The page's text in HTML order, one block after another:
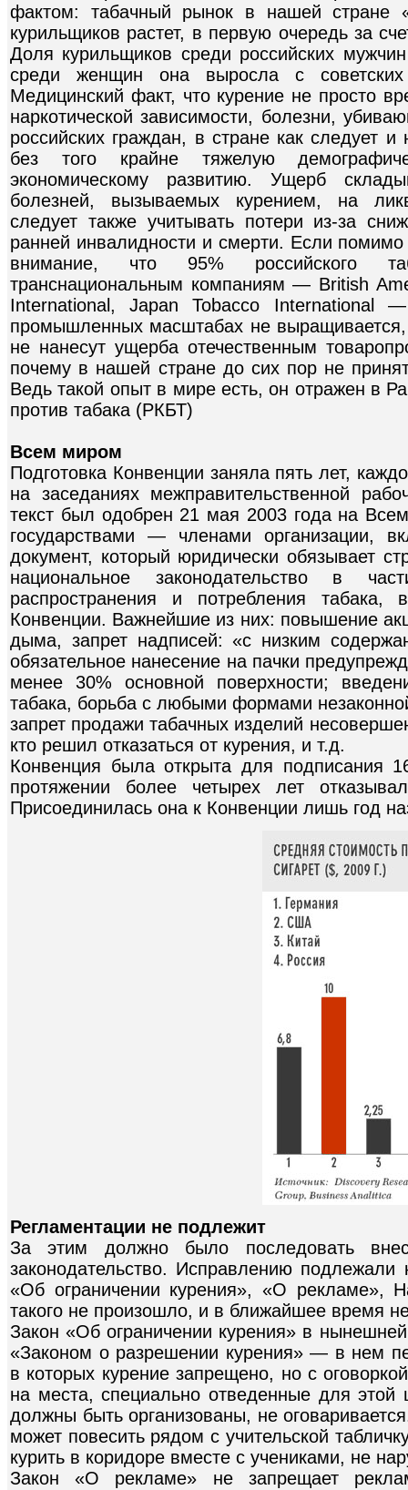
фактом: табачный рынок в нашей стране
курильщиков растет, в первую очередь за
Доля курильщиков среди российских
среди женщин она выросла с
Медицинский факт, что курение не просто
наркотической зависимости, болезни,
российских граждан, в стране как следует и
без того крайне тяжелую
экономическому развитию. Ущерб
болезней, вызываемых курением, на
следует также учитывать потери из-за
ранней инвалидности и смерти. Если помимо
внимание, что 95% российского
транснациональным компаниям — British
International, Japan Tobacco
промышленных масштабах не
не нанесут ущерба отечественным
почему в нашей стране до сих пор не
Ведь такой опыт в мире есть, он отражен в
против табака (РКБТ)
Всем миром
Подготовка Конвенции заняла пять лет,
на заседаниях межправительственной
текст был одобрен 21 мая 2003 года на
государствами — членами организации,
документ, который юридически обязывает
национальное законодательство в
распространения и потребления табака,
Конвенции. Важнейшие из них: повышение
дыма, запрет надписей: «с низким
обязательное нанесение на пачки
менее 30% основной поверхности;
табака, борьба с любыми формами
запрет продажи табачных изделий
кто решил отказаться от курения, и т.д.
Конвенция была открыта для подписания
протяжении более четырех лет
Присоединилась она к Конвенции лишь год
Регламентации не подлежит
За этим должно было последовать
законодательство. Исправлению
«Об ограничении курения», «О рекламе»,
такого не произошло, и в ближайшее время
Закон «Об ограничении курения» в
«Законом о разрешении курения» — в нем
в которых курение запрещено, но с
на места, специально отведенные для
должны быть организованы, не
может повесить рядом с учительской
курить в коридоре вместе с учениками, не
Закон «О рекламе» не запрещает